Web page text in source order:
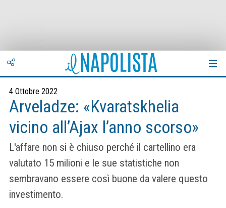
4 Ottobre 2022
Arveladze: «Kvaratskhelia
vicino all’Ajax l’anno scorso»
L'affare non si è chiuso perché il cartellino era
valutato 15 milioni e le sue statistiche non
sembravano essere così buone da valere questo
investimento.